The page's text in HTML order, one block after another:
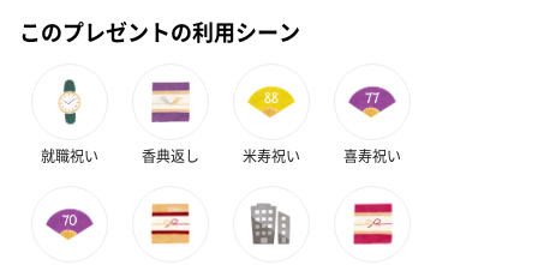
このプレゼントの利用シーン
就職祝い 香典返し 米寿祝い 喜寿祝い